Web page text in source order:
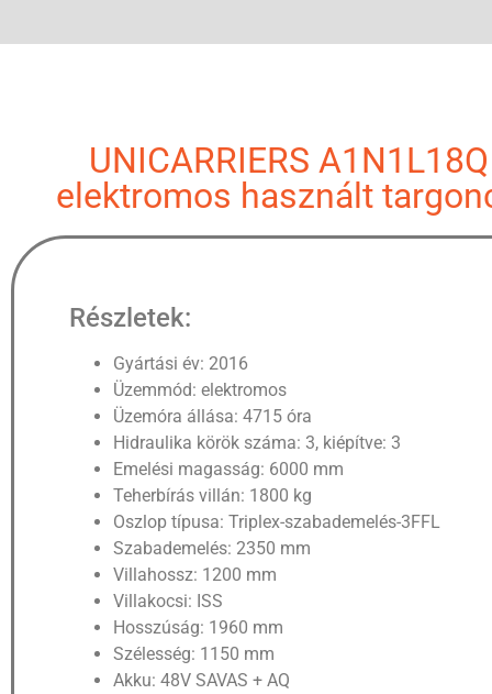
UNICARRIERS A1N1L18Q
elektromos használt
Részletek:
Gyártási év: 2016
Üzemmód: elektromos
Üzemóra állása: 4715 óra
Hidraulika körök száma: 3, kiépítve: 3
Emelési magasság: 6000 mm
Teherbírás villán: 1800 kg
Oszlop típusa: Triplex-szabademelés-3FFL
Szabademelés: 2350 mm
Villahossz: 1200 mm
Villakocsi: ISS
Hosszúság: 1960 mm
Szélesség: 1150 mm
Akku: 48V SAVAS + AQ